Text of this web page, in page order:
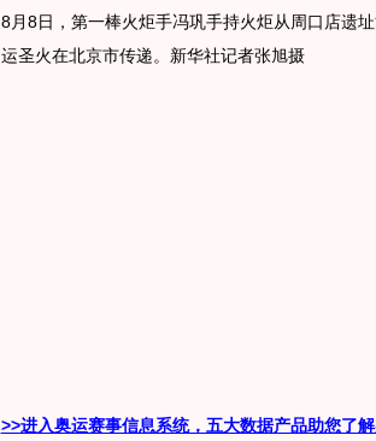
8月8日，第一棒火炬手冯巩手持火炬从周口店遗
运圣火在北京市传递。新华社记者张旭摄
>>进入奥运赛事信息系统，五大数据产品助您了